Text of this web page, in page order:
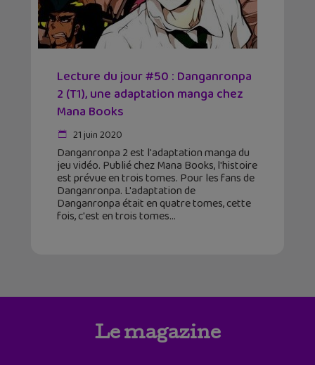
Lecture du jour #50 : Danganronpa
2 (T1), une adaptation manga chez
Mana Books
21 juin 2020
Danganronpa 2 est l'adaptation manga du
jeu vidéo. Publié chez Mana Books, l'histoire
est prévue en trois tomes. Pour les fans de
Danganronpa. L'adaptation de
Danganronpa était en quatre tomes, cette
fois, c'est en trois tomes
Le magazine